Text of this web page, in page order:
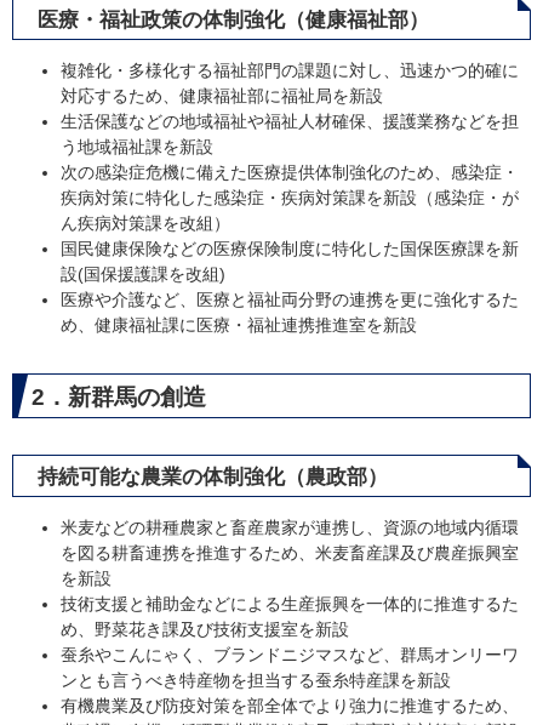
医療・福祉政策の体制強化（健康福祉部）
複雑化・多様化する福祉部門の課題に対し、迅速かつ的確に
対応するため、健康福祉部に福祉局を新設
生活保護などの地域福祉や福祉人材確保、援護業務などを担
う地域福祉課を新設
次の感染症危機に備えた医療提供体制強化のため、感染症・
疾病対策に特化した感染症・疾病対策課を新設（感染症・が
ん疾病対策課を改組）
国民健康保険などの医療保険制度に特化した国保医療課を新
設(国保援護課を改組)
医療や介護など、医療と福祉両分野の連携を更に強化するた
め、健康福祉課に医療・福祉連携推進室を新設
2．新群馬の創造
持続可能な農業の体制強化（農政部）
米麦などの耕種農家と畜産農家が連携し、資源の地域内循環
を図る耕畜連携を推進するため、米麦畜産課及び農産振興室
を新設
技術支援と補助金などによる生産振興を一体的に推進するた
め、野菜花き課及び技術支援室を新設
蚕糸やこんにゃく、ブランドニジマスなど、群馬オンリーワ
ンとも言うべき特産物を担当する蚕糸特産課を新設
有機農業及び防疫対策を部全体でより強力に推進するため、